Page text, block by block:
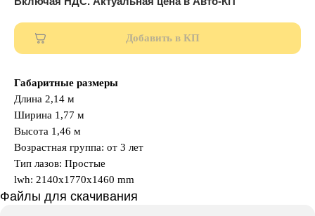
Добавить в КП
Габаритные размеры
Длина 2,14 м
Ширина 1,77 м
Высота 1,46 м
Возрастная группа: от 3 лет
Тип лазов: Простые
lwh: 2140x1770x1460 mm
Файлы для скачивания